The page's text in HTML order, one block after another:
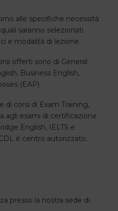
alle specifiche necessità
saranno selezionati
e modalità di lezione.
offerti sono di General
Business English,
(EAP).
di corsi di Exam Training,
agli esami di certificazione
English, IELTS e
è centro autorizzato.
presso la nostra sede di